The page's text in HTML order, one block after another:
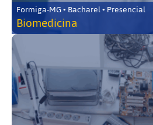
Formiga-MG • Bacharel • Presencial
Biomedicina